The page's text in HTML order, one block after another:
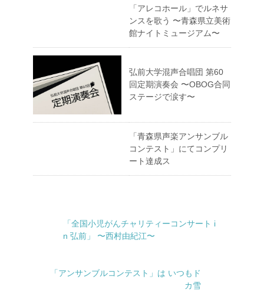
「アレコホール」でルネサ
ンスを歌う 〜青森県立美術
館ナイトミュージアム〜
弘前大学混声合唱団 第60
回定期演奏会 〜OBOG合同
ステージで涙す〜
「青森県声楽アンサンブル
コンテスト」にてコンプリ
ート達成ス
「全国小児がんチャリティーコンサート i
n 弘前」 〜西村由紀江〜
「アンサンブルコンテスト」は いつもド
カ雪